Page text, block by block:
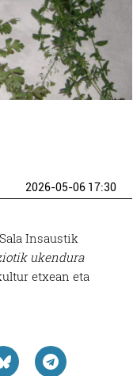
2026-05-06 17:30
Insaustik
ukendura
etxean eta